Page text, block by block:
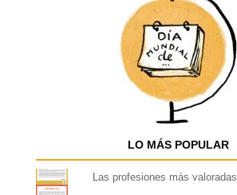
LO MÁS POPULAR
Las profesiones más valoradas